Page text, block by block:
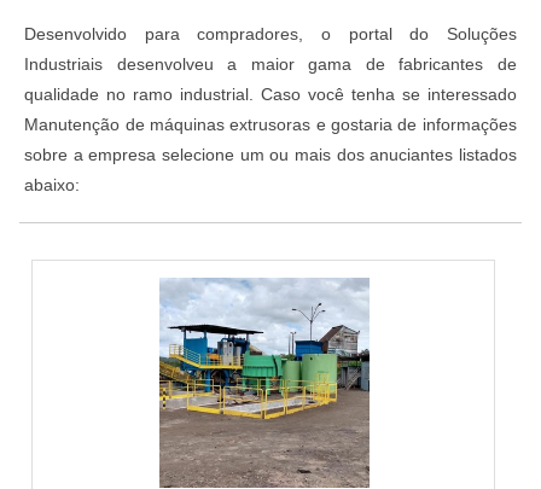
Desenvolvido para compradores, o portal do Soluções
Industriais desenvolveu a maior gama de fabricantes de
qualidade no ramo industrial. Caso você tenha se interessado
Manutenção de máquinas extrusoras e gostaria de informações
sobre a empresa selecione um ou mais dos anuciantes listados
abaixo: